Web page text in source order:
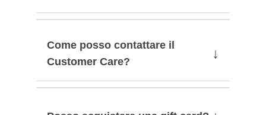
Come posso contattare il
Customer Care?
↓